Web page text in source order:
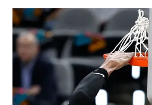
עסק